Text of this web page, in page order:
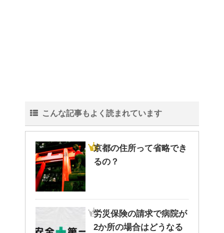
こんな記事もよく読まれています
京都の住所って省略でき
るの？
労災保険の請求で病院が
2か所の場合はどうなる